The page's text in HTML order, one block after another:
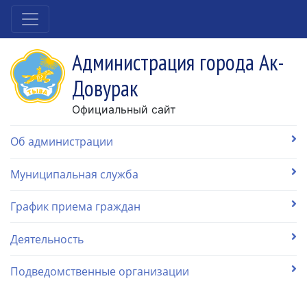
Администрация города Ак-
Довурак
Официальный сайт
Об администрации
Муниципальная служба
График приема граждан
Деятельность
Подведомственные организации